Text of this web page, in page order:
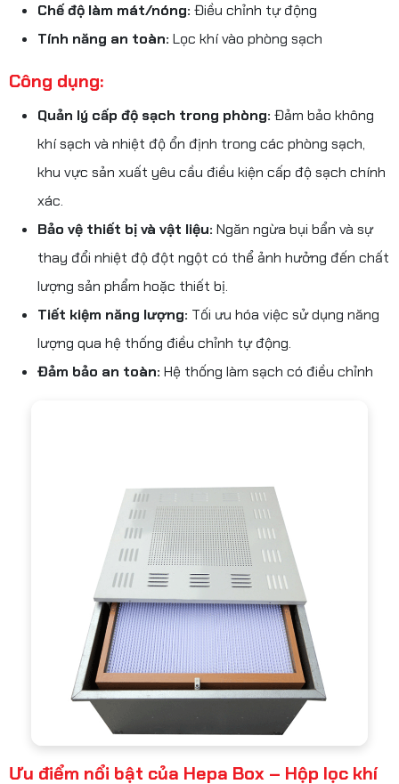
Chế độ làm mát/nóng: Điều chỉnh tự động
Tính năng an toàn: Lọc khí vào phòng sạch
Công dụng:
Quản lý cấp độ sạch trong phòng: Đảm bảo không
khí sạch và nhiệt độ ổn định trong các phòng sạch,
khu vực sản xuất yêu cầu điều kiện cấp độ sạch chính
xác.
Bảo vệ thiết bị và vật liệu: Ngăn ngừa bụi bẩn và sự
thay đổi nhiệt độ đột ngột có thể ảnh hưởng đến chất
lượng sản phẩm hoặc thiết bị.
Tiết kiệm năng lượng: Tối ưu hóa việc sử dụng năng
lượng qua hệ thống điều chỉnh tự động.
Đảm bảo an toàn: Hệ thống làm sạch có điều chỉnh
Ưu điểm nổi bật của Hepa Box – Hộp lọc khí